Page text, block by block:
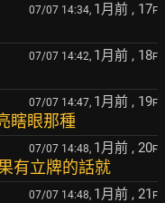
07/07 14:34, 1月前 , 17F
07/07 14:42, 1月前 , 18F
07/07 14:47, 1月前 , 19F
瞎眼那種
07/07 14:48, 1月前 , 20F
有立牌的話就
07/07 14:48, 1月前 , 21 F